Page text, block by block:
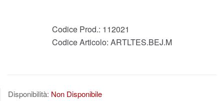
Codice Prod.: 112021
Codice Articolo: ARTLTES.BEJ.M
Disponibilità: Non Disponibile